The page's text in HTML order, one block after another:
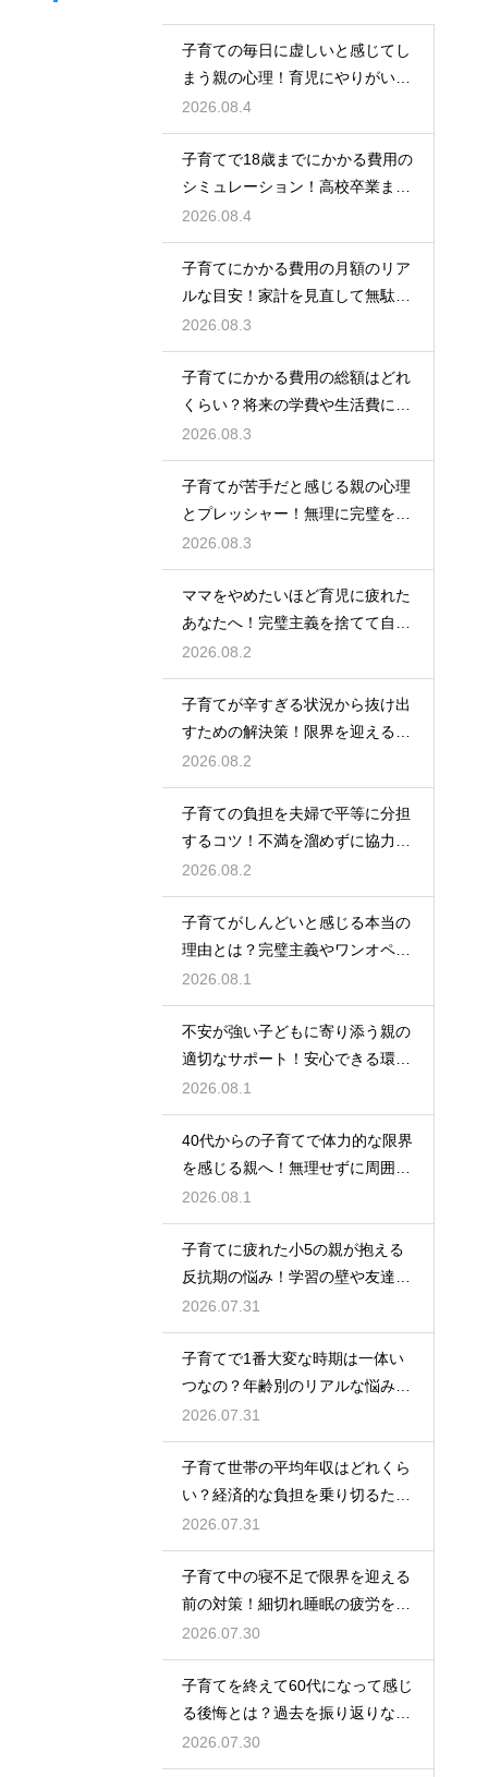
子育ての毎日に虚しいと感じてし
まう親の心理！育児にやりがいを
見出して自分自身の人生も豊かに
生きるための考え方
2026.08.4
子育てで18歳までにかかる費用の
シミュレーション！高校卒業まで
の教育資金を賢く準備して経済的
な不安を解消する
2026.08.4
子育てにかかる費用の月額のリア
ルな目安！家計を見直して無駄な
出費を抑えながら無理なく育児を
するための計画術
2026.08.3
子育てにかかる費用の総額はどれ
くらい？将来の学費や生活費に備
えて今から計画的に貯金をして教
育資金を準備する術
2026.08.3
子育てが苦手だと感じる親の心理
とプレッシャー！無理に完璧を目
指さずに自分らしいペースで育児
をするためのヒント
2026.08.3
ママをやめたいほど育児に疲れた
あなたへ！完璧主義を捨てて自分
自身を大切にしながら心に余裕を
取り戻すための方法
2026.08.2
子育てが辛すぎる状況から抜け出
すための解決策！限界を迎える前
に試してほしいストレス解消法と
頼れるサポート
2026.08.2
子育ての負担を夫婦で平等に分担
するコツ！不満を溜めずに協力し
て育児を乗り切るための上手なコ
ミュニケーション
2026.08.2
子育てがしんどいと感じる本当の
理由とは？完璧主義やワンオペの
負担を手放して自分らしく育児を
楽しむためのヒント
2026.08.1
不安が強い子どもに寄り添う親の
適切なサポート！安心できる環境
を作って自己肯定感を高め自立心
を育むための接し方
2026.08.1
40代からの子育てで体力的な限界
を感じる親へ！無理せずに周囲の
サポートを活用して心に余裕を持
って育児をするコツ
2026.08.1
子育てに疲れた小5の親が抱える
反抗期の悩み！学習の壁や友達関
係のトラブルに適切に向き合って
サポートする術
2026.07.31
子育てで1番大変な時期は一体い
つなの？年齢別のリアルな悩みと
それを乗り越えるための親として
の心構えや工夫
2026.07.31
子育て世帯の平均年収はどれくら
い？経済的な負担を乗り切るため
の家計管理と将来に向けた計画的
な貯金のアドバイス
2026.07.31
子育て中の寝不足で限界を迎える
前の対策！細切れ睡眠の疲労を効
率良く回復させて日中のパフォー
マンスを上げる術
2026.07.30
子育てを終えて60代になって感じ
る後悔とは？過去を振り返りなが
らこれからの自分の人生を豊かに
生きるためのヒント
2026.07.30